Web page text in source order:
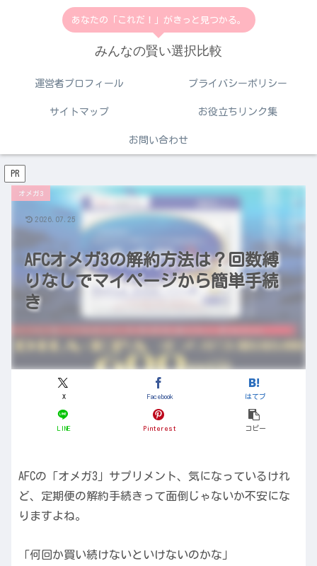
あなたの「これだ！」がきっと見つかる。
みんなの賢い選択比較
運営者プロフィール プライバシーポリシー
サイトマップ お役立ちリンク集
お問い合わせ
PR
⁠AFCオメガ3の解約方法は？回数縛
りなしでマイページから簡単手続
き⁠
オメガ3
X Facebook はてブ
LINE Pinterest コピー
2026.07.25
AFCの「オメガ3」サプリメント、気になっているけれ
ど、定期便の解約手続きって面倒じゃないか不安にな
りますよね。
「何回か買い続けないといけないのかな」